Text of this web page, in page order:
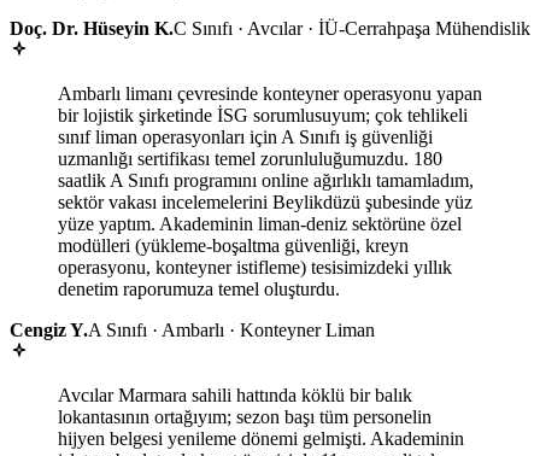
Doç. Dr. Hüseyin K.C Sınıfı · Avcılar · İÜ-Cerrahpaşa Mühendislik
Ambarlı limanı çevresinde konteyner operasyonu yapan
bir lojistik şirketinde İSG sorumlusuyum; çok tehlikeli
sınıf liman operasyonları için A Sınıfı iş güvenliği
uzmanlığı sertifikası temel zorunluluğumuzdu. 180
saatlik A Sınıfı programını online ağırlıklı tamamladım,
sektör vakası incelemelerini Beylikdüzü şubesinde yüz
yüze yaptım. Akademinin liman-deniz sektörüne özel
modülleri (yükleme-boşaltma güvenliği, kreyn
operasyonu, konteyner istifleme) tesisimizdeki yıllık
denetim raporumuza temel oluşturdu.
Cengiz Y.A Sınıfı · Ambarlı · Konteyner Liman
Avcılar Marmara sahili hattında köklü bir balık
lokantasının ortağıyım; sezon başı tüm personelin
hijyen belgesi yenileme dönemi gelmişti. Akademinin